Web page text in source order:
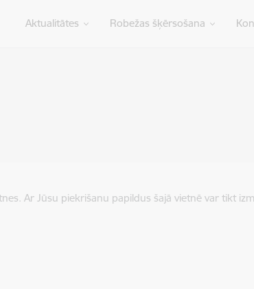
Aktualitātes Robežas šķērsošana
Ar Jūsu piekrišanu papildus šajā vietnē var tikt